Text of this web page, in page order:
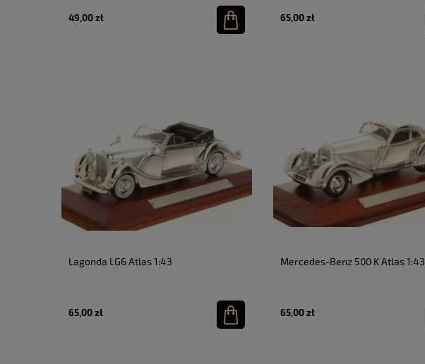
49,00 zł 65,00 zł
Lagonda LG6 Atlas 1:43
65,00 zł
Mercedes-Benz 500 K Atlas 1:43
65,00 zł